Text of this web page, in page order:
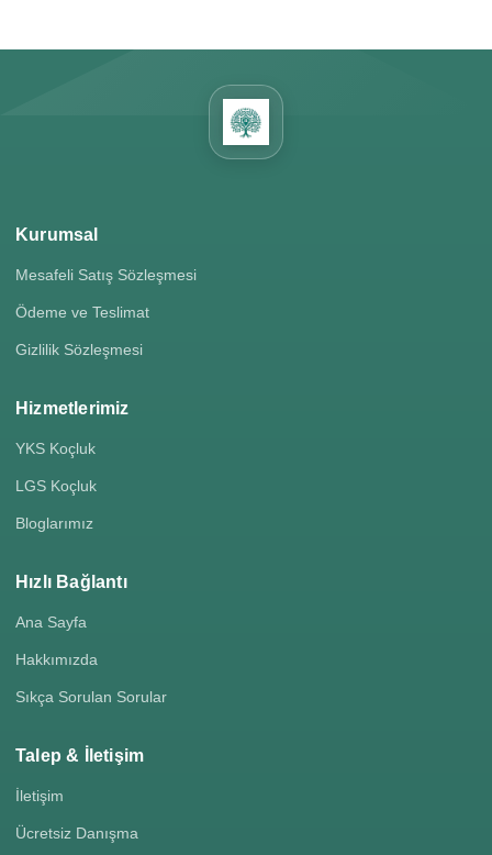
Kurumsal
Mesafeli Satış Sözleşmesi
Ödeme ve Teslimat
Gizlilik Sözleşmesi
Hizmetlerimiz
YKS Koçluk
LGS Koçluk
Bloglarımız
Hızlı Bağlantı
Ana Sayfa
Hakkımızda
Sıkça Sorulan Sorular
Talep & İletişim
İletişim
Ücretsiz Danışma